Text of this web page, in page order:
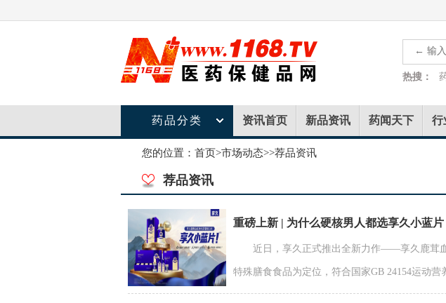
热搜：
药品分类 资讯首页 新品资讯 药闻天下 行
您的位置： 首页>市场动态>>荐品资讯
荐品资讯
重磅上新 | 为什么硬核男人都选享久小蓝片
近日，享久正式推出全新力作——享久鹿茸
特殊膳食食品为定位，符合国家GB 24154运动营